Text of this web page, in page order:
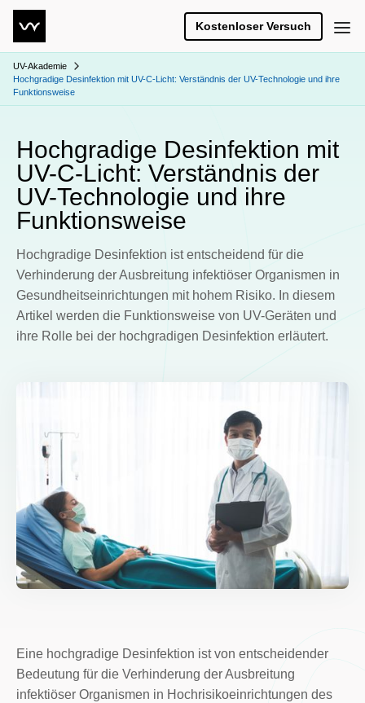
Kostenloser Versuch
UV-Akademie
Hochgradige Desinfektion mit UV-C-Licht: Verständnis der UV-Technologie und ihre
Funktionsweise
Hochgradige Desinfektion mit
UV-C-Licht: Verständnis der
UV-Technologie und ihre
Funktionsweise
Hochgradige Desinfektion ist entscheidend für die
Verhinderung der Ausbreitung infektiöser Organismen in
Gesundheitseinrichtungen mit hohem Risiko. In diesem
Artikel werden die Funktionsweise von UV-Geräten und
ihre Rolle bei der hochgradigen Desinfektion erläutert.
Eine hochgradige Desinfektion ist von entscheidender
Bedeutung für die Verhinderung der Ausbreitung
infektiöser Organismen in Hochrisikoeinrichtungen des